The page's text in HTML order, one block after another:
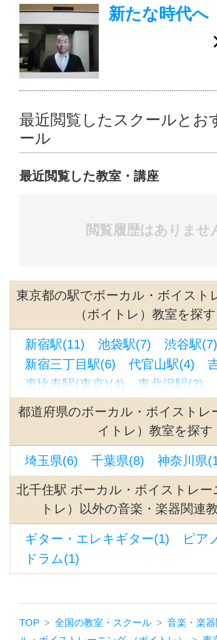
新たな時代へ
最近閲覧したスクールとお
ール
最近閲覧した教室・講座
閲覧履歴はありませ
東京都の駅でボーカル・ボイスト
（ボイトレ）教室を探す
新宿駅(11) 池袋駅(7)
渋谷駅(7)
新宿三丁目駅(6)
代官山駅(4)
恵比寿駅(東京)(4)
東北沢駅(3)
三軒茶屋駅(3)
世田谷代田駅(3)
有楽町駅(3)
自由が丘駅(東京)(3)
上野駅(3)
西太子堂駅(3)
銀座駅(3)
奥沢
下北沢駅(3)
京成上野駅(3)
若
銀座一丁目駅(3)
緑が丘駅(東京
池ノ上駅(3)
中目黒駅(3)
九品
西武新宿駅(2)
立川南駅(2)
神
錦糸町駅(東京)(1)
新高円寺駅(1)
東京駅(1)
綾瀬
赤羽駅(1)
千歳烏山駅(1)
東池
都道府県のボーカル・ボイストレ
イトレ）教室を探す
埼玉県(6) 千葉県(8)
神奈川県
北千住駅 ボーカル・ボイストレ
トレ）以外の音楽・楽器関連
ギター・エレキギター(1)
ピア
ドラム(1)
TOP 全国の教室・スクール
音楽・楽